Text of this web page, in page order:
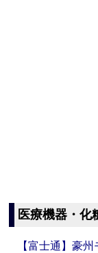
医療機器・化
【富士通】豪